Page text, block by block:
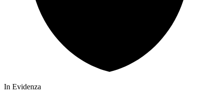
In Evidenza